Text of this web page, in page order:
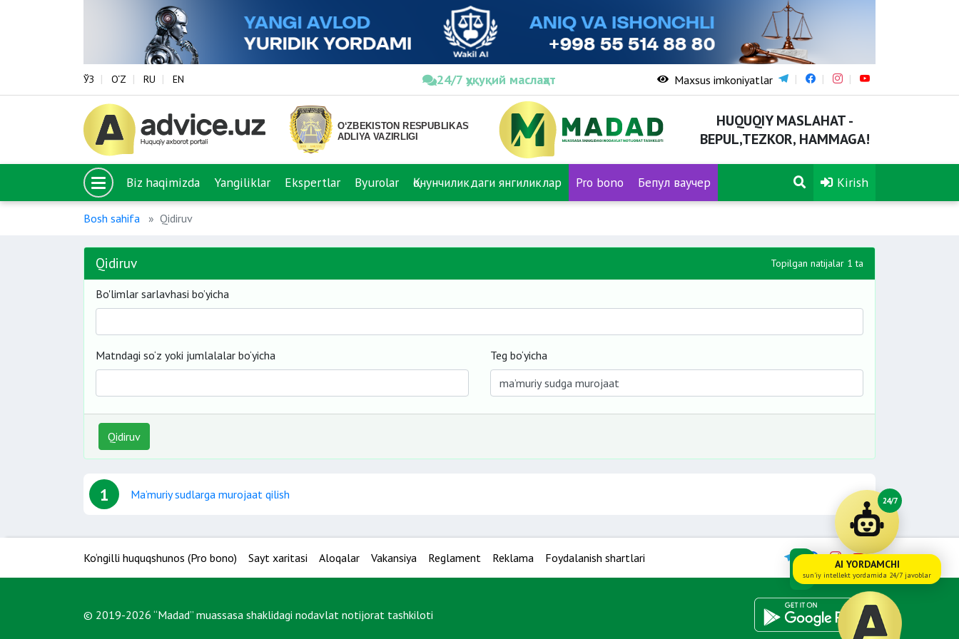
ЎЗ O‘Z RU EN 24/7 ҳуқуқий маслаҳат Maxsus imkoniyatlar
HUQUQIY MASLAHAT -
BEPUL,TEZKOR, HAMMAGA!
Biz haqimizda Yangiliklar Ekspertlar Byurolar Қонунчиликдаги янгиликлар Pro bono Бепул ваучер Kirish
Bosh sahifa Qidiruv
Qidiruv Topilgan natijalar 1 ta
Bo'limlar sarlavhasi bo’yicha
Matndagi so‘z yoki jumlalalar bo‘yicha Teg bo‘yicha
Qidiruv
1 Ma’muriy sudlarga murojaat qilish
Ko‘ngilli huquqshunos (Pro bono) Sayt xaritasi Aloqalar Vakansiya Reglament Reklama Foydalanish shartlari
© 2019-2026 “Madad” muassasa shaklidagi nodavlat notijorat tashkiloti
24/7
AI YORDAMCHI
sun'iy intellekt yordamida 24/7 javoblar